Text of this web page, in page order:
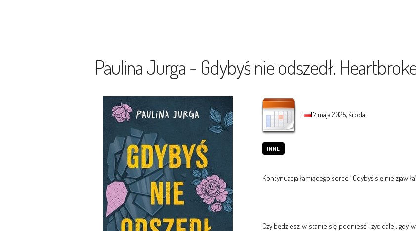
Paulina Jurga - Gdybyś nie odszedł.
7 maja 2025, środa
INNE
Kontynuacja łamiącego serce “Gdybyś się nie
Czy będziesz w stanie się podnieść i żyć dalej, gdy